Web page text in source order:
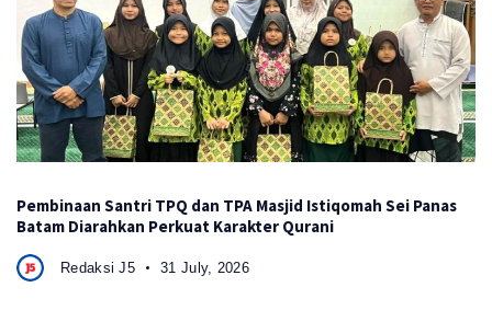
Pembinaan Santri TPQ dan TPA Masjid Istiqomah Sei Panas
Batam Diarahkan Perkuat Karakter Qurani
Redaksi J5 31 July, 2026